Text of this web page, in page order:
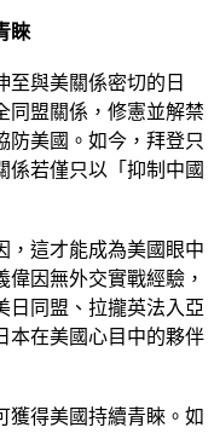
睞
至與美關係密切的日
同盟關係，修憲並解禁
防美國。如今，拜登只
係若僅只以「抑制中國
，這才能成為美國眼中
因無外交實戰經驗，
日同盟、拉攏英法入亞
本在美國心目中的夥伴
獲得美國持續青睞。如